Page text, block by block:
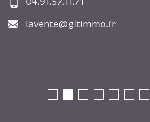
lavente@gitimmo.fr